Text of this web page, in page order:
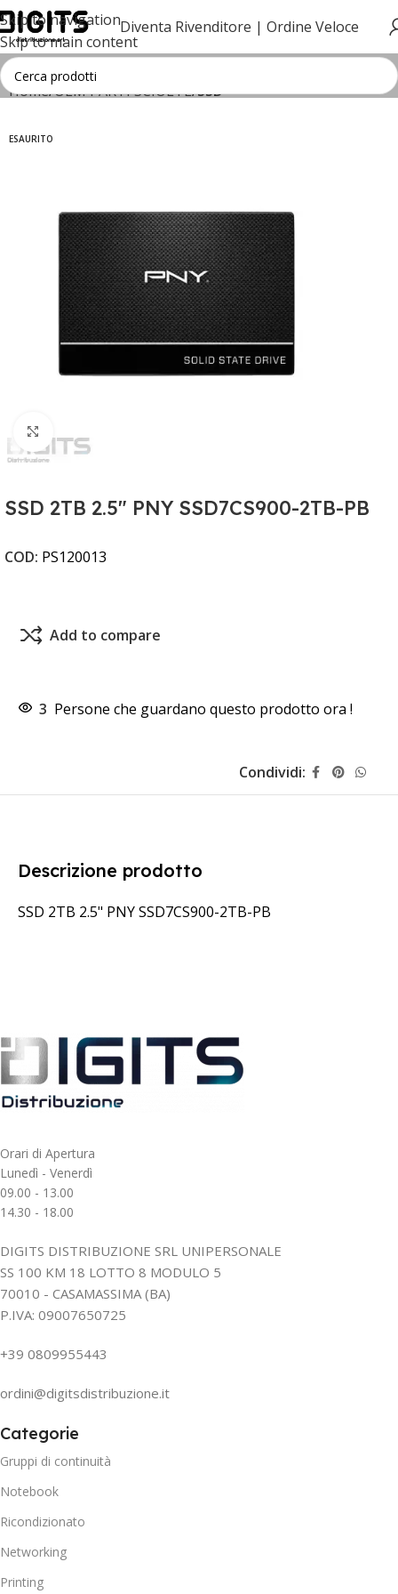
Skip to navigation
Skip to main content
Diventa Rivenditore | Ordine Veloce
Home OEM PARTI SCIOLTE SSD
ESAURITO
SSD 2TB 2.5" PNY SSD7CS900-2TB-PB
COD: PS120013
Add to compare
3 Persone che guardano questo prodotto ora !
Condividi:
Descrizione prodotto
SSD 2TB 2.5" PNY SSD7CS900-2TB-PB
Orari di Apertura
Lunedì - Venerdì
09.00 - 13.00
14.30 - 18.00
DIGITS DISTRIBUZIONE SRL UNIPERSONALE
SS 100 KM 18 LOTTO 8 MODULO 5
70010 - CASAMASSIMA (BA)
P.IVA: 09007650725
+39 0809955443
ordini@digitsdistribuzione.it
Categorie
Gruppi di continuità
Notebook
Ricondizionato
Networking
Printing